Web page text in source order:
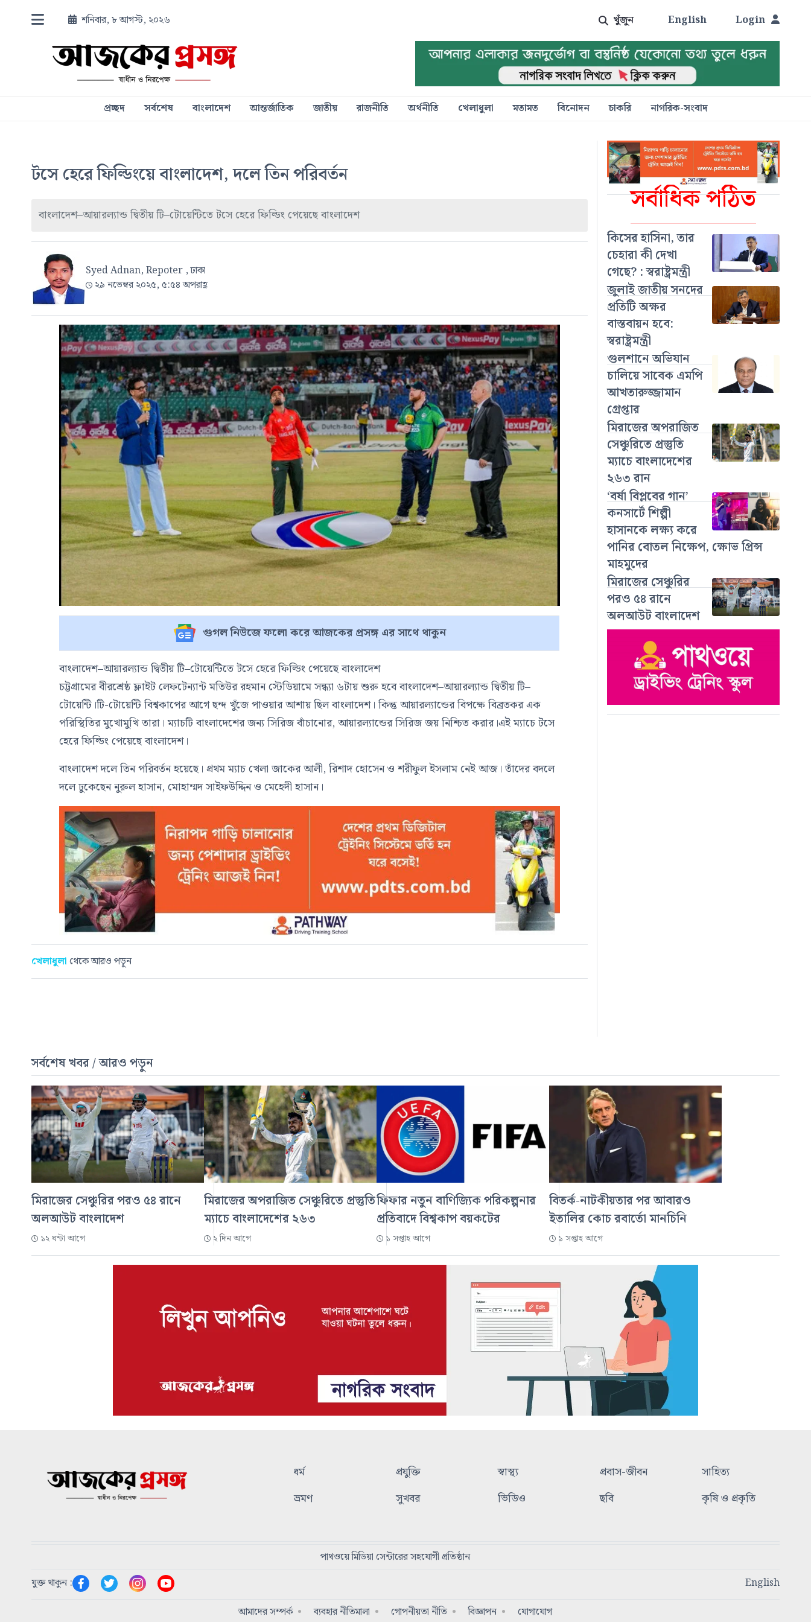
শনিবার, ৮ আগস্ট, ২০২৬ খুঁজুন English Login
প্রচ্ছদ সর্বশেষ বাংলাদেশ আন্তর্জাতিক জাতীয় রাজনীতি অর্থনীতি খেলাধুলা মতামত বিনোদন চাকরি নাগরিক-সংবাদ
সর্বাধিক পঠিত
কিসের হাসিনা, তার
চেহারা কী দেখা
গেছে? : স্বরাষ্ট্রমন্ত্রী
জুলাই জাতীয় সনদের
প্রতিটি অক্ষর
বাস্তবায়ন হবে:
স্বরাষ্ট্রমন্ত্রী
গুলশানে অভিযান
চালিয়ে সাবেক এমপি
আখতারুজ্জামান
গ্রেপ্তার
মিরাজের অপরাজিত
সেঞ্চুরিতে প্রস্তুতি
ম্যাচে বাংলাদেশের
২৬৩ রান
‘বর্ষা বিপ্লবের গান’
কনসার্টে শিল্পী
হাসানকে লক্ষ্য করে
পানির বোতল নিক্ষেপ, ক্ষোভ প্রিন্স
মাহমুদের
মিরাজের সেঞ্চুরির
পরও ৫৪ রানে
অলআউট বাংলাদেশ
টসে হেরে ফিল্ডিংয়ে বাংলাদেশ, দলে তিন পরিবর্তন
বাংলাদেশ–আয়ারল্যান্ড দ্বিতীয় টি–টোয়েন্টিতে টসে হেরে ফিল্ডিং পেয়েছে বাংলাদেশ
Syed Adnan, Repoter , ঢাকা
২৯ নভেম্বর ২০২৫, ৫:৫৪ অপরাহ্ণ
গুগল নিউজে ফলো করে আজকের প্রসঙ্গ এর সাথে থাকুন
বাংলাদেশ–আয়ারল্যান্ড দ্বিতীয় টি–টোয়েন্টিতে টসে হেরে ফিল্ডিং পেয়েছে বাংলাদেশ
চট্টগ্রামের বীরশ্রেষ্ঠ ফ্লাইট লেফটেন্যান্ট মতিউর রহমান স্টেডিয়ামে সন্ধ্যা ৬টায় শুরু হবে বাংলাদেশ–আয়ারল্যান্ড দ্বিতীয় টি–
টোয়েন্টি।টি-টোয়েন্টি বিশ্বকাপের আগে ছন্দ খুঁজে পাওয়ার আশায় ছিল বাংলাদেশ। কিন্তু আয়ারল্যান্ডের বিপক্ষে বিব্রতকর এক
পরিস্থিতির মুখোমুখি তারা। ম্যাচটি বাংলাদেশের জন্য সিরিজ বাঁচানোর, আয়ারল্যান্ডের সিরিজ জয় নিশ্চিত করার।এই ম্যাচে টসে
হেরে ফিল্ডিং পেয়েছে বাংলাদেশ।
বাংলাদেশ দলে তিন পরিবর্তন হয়েছে। প্রথম ম্যাচ খেলা জাকের আলী, রিশাদ হোসেন ও শরীফুল ইসলাম নেই আজ। তাঁদের বদলে
দলে ঢুকেছেন নুরুল হাসান, মোহাম্মদ সাইফউদ্দিন ও মেহেদী হাসান।
খেলাধুলা থেকে আরও পড়ুন
সর্বশেষ খবর / আরও পড়ুন
মিরাজের সেঞ্চুরির পরও ৫৪ রানে
অলআউট বাংলাদেশ
১২ ঘন্টা আগে
মিরাজের অপরাজিত সেঞ্চুরিতে প্রস্তুতি
ম্যাচে বাংলাদেশের ২৬৩
২ দিন আগে
ফিফার নতুন বাণিজ্যিক পরিকল্পনার
প্রতিবাদে বিশ্বকাপ বয়কটের
১ সপ্তাহ আগে
বিতর্ক-নাটকীয়তার পর আবারও
ইতালির কোচ রবার্তো মানচিনি
১ সপ্তাহ আগে
ধর্ম প্রযুক্তি স্বাস্থ্য প্রবাস-জীবন
সাহিত্য
ভ্রমণ
সুখবর ভিডিও ছবি কৃষি ও প্রকৃতি
পাথওয়ে মিডিয়া সেন্টারের সহযোগী প্রতিষ্ঠান
যুক্ত থাকুন :
English
আমাদের সম্পর্ক
ব্যবহার নীতিমালা গোপনীয়তা নীতি বিজ্ঞাপন যোগাযোগ